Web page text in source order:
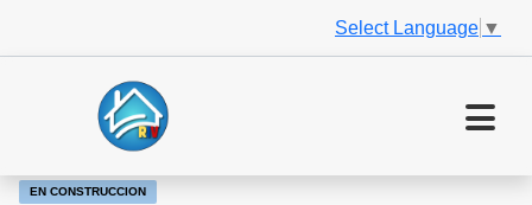
Select Language ▼
EN CONSTRUCCION